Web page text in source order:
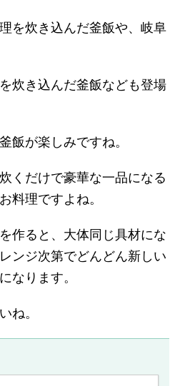
を炊き込んだ釜飯や、岐阜
炊き込んだ釜飯なども登場
飯が楽しみですね。
くだけで豪華な一品になる
料理ですよね。
作ると、大体同じ具材にな
ンジ次第でどんどん新しい
なります。
ね。